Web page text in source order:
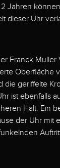
Jahren
dieser Uhr
Franck Muller
Oberfläche
die geriffelte
ist ebenfalls
Halt. Ein
der Uhr mit